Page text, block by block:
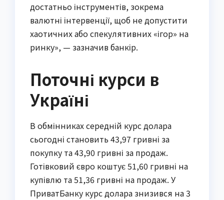
достатньо інструментів, зокрема
валютні інтервенції, щоб не допустити
хаотичних або спекулятивних «ігор» на
ринку», — зазначив банкір.
Поточні курси в
Україні
В обмінниках середній курс долара
сьогодні становить 43,97 гривні за
покупку та 43,90 гривні за продаж.
Готівковий євро коштує 51,60 гривні на
купівлю та 51,36 гривні на продаж. У
ПриватБанку курс долара знизився на 3